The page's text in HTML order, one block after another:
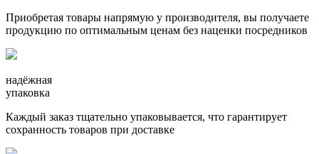
Приобретая товары напрямую у производителя, вы получаете
продукцию по оптимальным ценам без наценки посредников
надёжная
упаковка
Каждый заказ тщательно упаковывается, что гарантирует
сохранность товаров при доставке